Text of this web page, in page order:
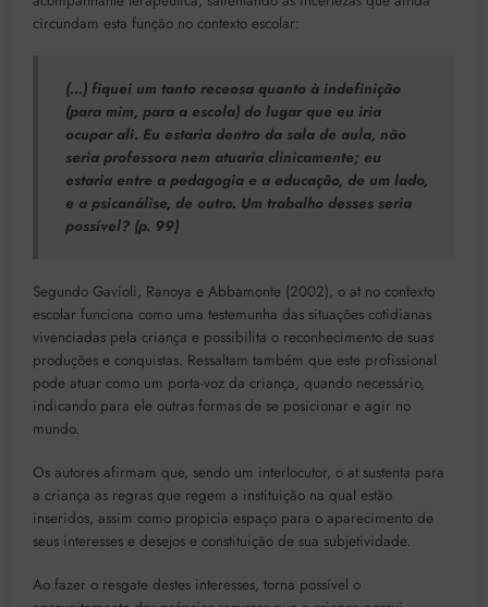
circundam esta função no contexto escolar:
(…) fiquei um tanto receosa quanto à indefinição
(para mim, para a escola) do lugar que eu iria
ocupar ali. Eu estaria dentro da sala de aula, não
seria professora nem atuaria clinicamente; eu
estaria entre a pedagogia e a educação, de um lado,
e a psicanálise, de outro. Um trabalho desses seria
possível? (p. 99)
Segundo Gavioli, Ranoya e Abbamonte (2002), o at no contexto
escolar funciona como uma testemunha das situações cotidianas
vivenciadas pela criança e possibilita o reconhecimento de suas
produções e conquistas. Ressaltam também que este profissional
pode atuar como um porta-voz da criança, quando necessário,
indicando para ele outras formas de se posicionar e agir no
mundo.
Os autores afirmam que, sendo um interlocutor, o at sustenta para
a criança as regras que regem a instituição na qual estão
inseridos, assim como propicia espaço para o aparecimento de
seus interesses e desejos e constituição de sua subjetividade.
Ao fazer o resgate destes interesses, torna possível o